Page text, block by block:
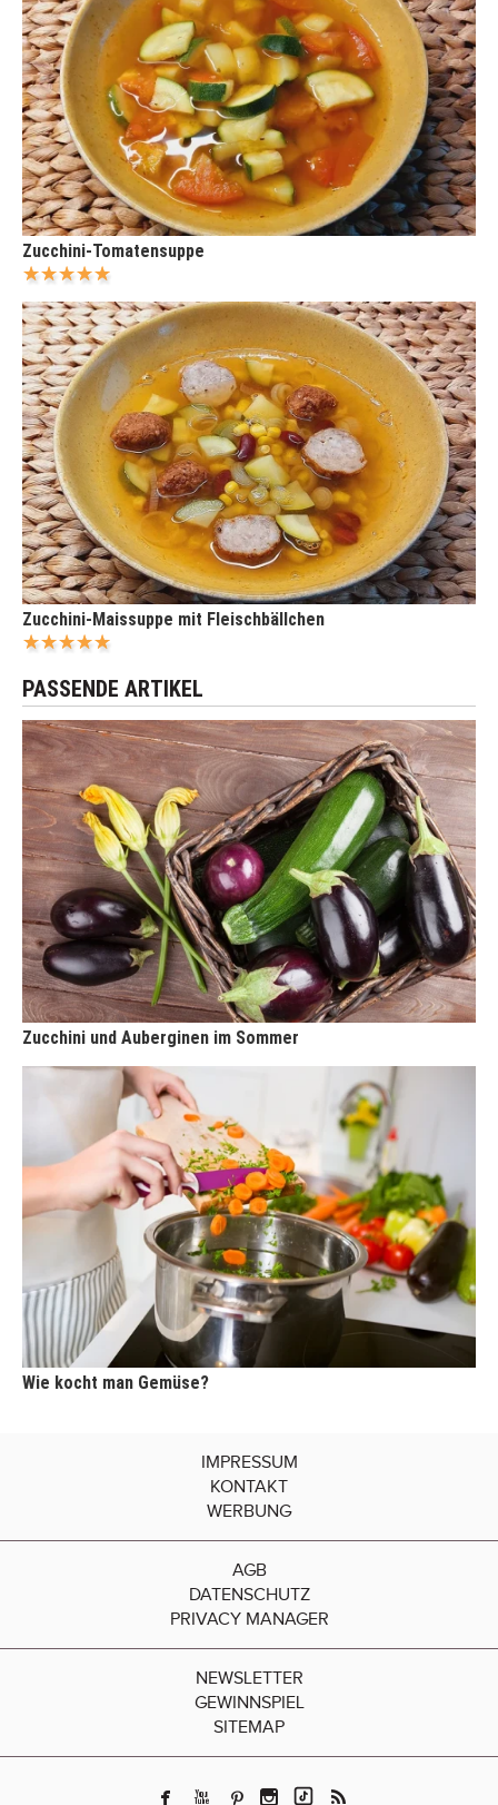
Zucchini-Tomatensuppe
Zucchini-Maissuppe mit Fleischbällchen
PASSENDE ARTIKEL
Zucchini und Auberginen im Sommer
Wie kocht man Gemüse?
IMPRESSUM
KONTAKT
WERBUNG
AGB
DATENSCHUTZ
PRIVACY MANAGER
NEWSLETTER
GEWINNSPIEL
SITEMAP